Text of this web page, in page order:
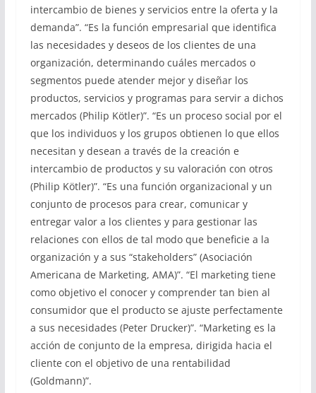
intercambio de bienes y servicios entre la oferta y la
demanda”. “Es la función empresarial que identifica
las necesidades y deseos de los clientes de una
organización, determinando cuáles mercados o
segmentos puede atender mejor y diseñar los
productos, servicios y programas para servir a dichos
mercados (Philip Kötler)”. “Es un proceso social por el
que los individuos y los grupos obtienen lo que ellos
necesitan y desean a través de la creación e
intercambio de productos y su valoración con otros
(Philip Kötler)”. “Es una función organizacional y un
conjunto de procesos para crear, comunicar y
entregar valor a los clientes y para gestionar las
relaciones con ellos de tal modo que beneficie a la
organización y a sus “stakeholders” (Asociación
Americana de Marketing, AMA)”. “El marketing tiene
como objetivo el conocer y comprender tan bien al
consumidor que el producto se ajuste perfectamente
a sus necesidades (Peter Drucker)”. “Marketing es la
acción de conjunto de la empresa, dirigida hacia el
cliente con el objetivo de una rentabilidad
(Goldmann)”.